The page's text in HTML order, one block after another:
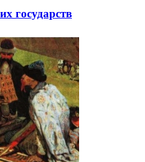
государств